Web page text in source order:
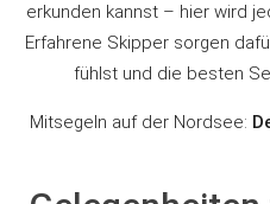
erkunden kannst – hier wird
Erfahrene Skipper sorgen
fühlst und die besten
Mitsegeln auf der Nordsee: